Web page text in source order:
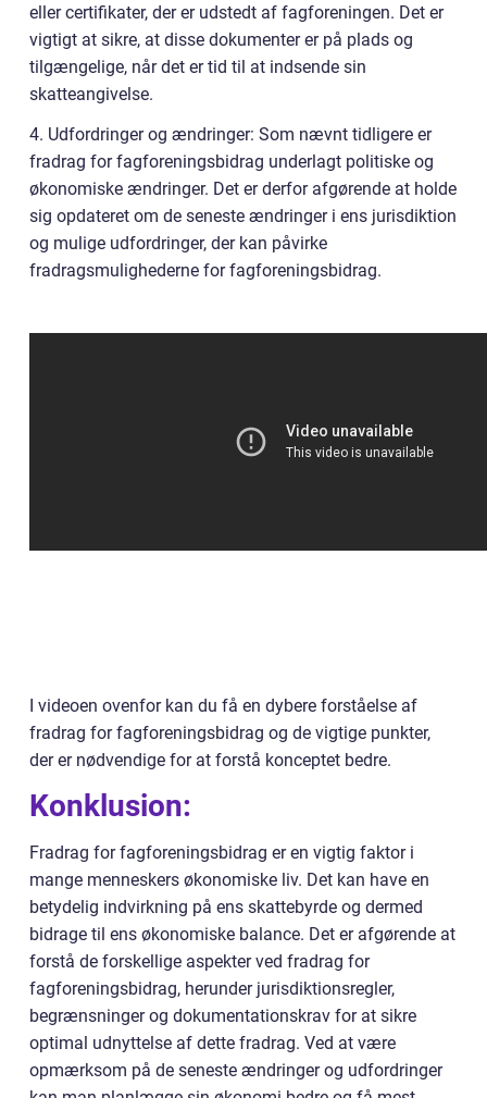
eller certifikater, der er udstedt af fagforeningen. Det er
vigtigt at sikre, at disse dokumenter er på plads og
tilgængelige, når det er tid til at indsende sin
skatteangivelse.
4. Udfordringer og ændringer: Som nævnt tidligere er
fradrag for fagforeningsbidrag underlagt politiske og
økonomiske ændringer. Det er derfor afgørende at holde
sig opdateret om de seneste ændringer i ens jurisdiktion
og mulige udfordringer, der kan påvirke
fradragsmulighederne for fagforeningsbidrag.
I videoen ovenfor kan du få en dybere forståelse af
fradrag for fagforeningsbidrag og de vigtige punkter,
der er nødvendige for at forstå konceptet bedre.
Konklusion:
Fradrag for fagforeningsbidrag er en vigtig faktor i
mange menneskers økonomiske liv. Det kan have en
betydelig indvirkning på ens skattebyrde og dermed
bidrage til ens økonomiske balance. Det er afgørende at
forstå de forskellige aspekter ved fradrag for
fagforeningsbidrag, herunder jurisdiktionsregler,
begrænsninger og dokumentationskrav for at sikre
optimal udnyttelse af dette fradrag. Ved at være
opmærksom på de seneste ændringer og udfordringer